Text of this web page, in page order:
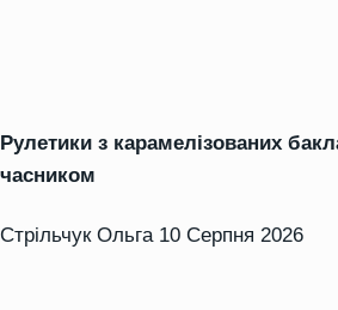
Рулетики з карамелізованих
часником
Стрільчук Ольга 10 Серпня 2026